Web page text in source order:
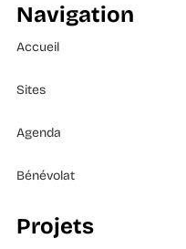
Navigation
Accueil
Sites
Agenda
Bénévolat
Projets